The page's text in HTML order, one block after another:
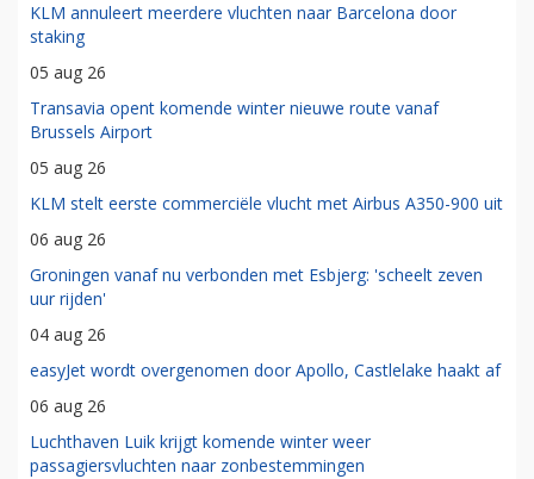
KLM annuleert meerdere vluchten naar Barcelona door
staking
05 aug 26
Transavia opent komende winter nieuwe route vanaf
Brussels Airport
05 aug 26
KLM stelt eerste commerciële vlucht met Airbus A350-900 uit
06 aug 26
Groningen vanaf nu verbonden met Esbjerg: 'scheelt zeven
uur rijden'
04 aug 26
easyJet wordt overgenomen door Apollo, Castlelake haakt af
06 aug 26
Luchthaven Luik krijgt komende winter weer
passagiersvluchten naar zonbestemmingen